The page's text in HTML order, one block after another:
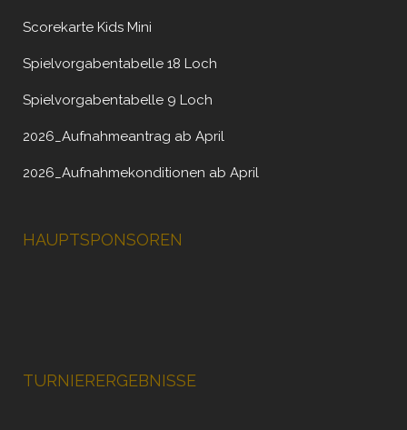
Scorekarte Kids Mini
Spielvorgabentabelle 18 Loch
Spielvorgabentabelle 9 Loch
2026_Aufnahmeantrag ab April
2026_Aufnahmekonditionen ab April
HAUPTSPONSOREN
TURNIERERGEBNISSE